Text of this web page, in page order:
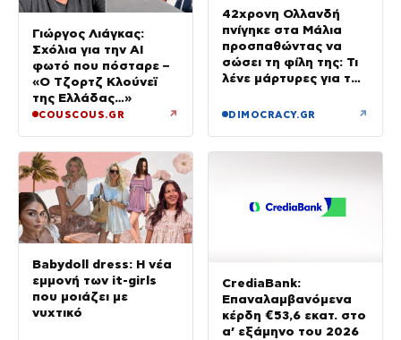
Γιώργος Λιάγκας:
Σχόλια για την ΑΙ
φωτό που πόσταρε –
«Ο Τζορτζ Κλούνεϊ
της Ελλάδας…»
COUSCOUS.GR ↗
42χρονη Ολλανδή
πνίγηκε στα Μάλια
προσπαθώντας να
σώσει τη φίλη της: Τι
λένε μάρτυρες για τον
DIMOCRACY.GR ↗
Babydoll dress: Η νέα
εμμονή των it-girls
που μοιάζει με
νυχτικό
CrediaBank:
Επαναλαμβανόμενα
κέρδη €53,6 εκατ. στο
α’ εξάμηνο του 2026